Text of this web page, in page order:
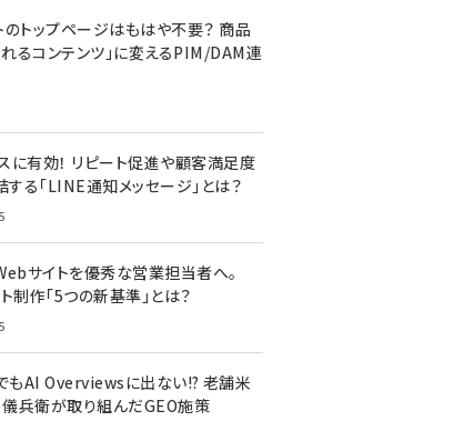
のトップページはもはや不要？ 商品
るコンテンツ」に変えるPIM/DAM連
に有効！ リピート促進や顧客満足度
る「LINE通知メッセージ」とは？
サイトを優秀な営業担当者へ。
制作「5つの新基準」とは？
もAI Overviewsに出ない!? 老舗米
儀兵衛が取り組んだGEO施策